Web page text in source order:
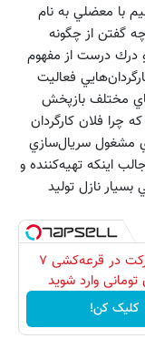
با معضلي به نام
گفتن از چگونه
درست از مفهوم
فعاليت
مختلف بازپخش
چرا فلان كارگردان
مشغول سريال‌سازي
اينكه تهيه‌كننده و
نازل توليد
جهت شرکت در قرعه‌کشی ۷
تومانی وارد شوید
کلیک کن!